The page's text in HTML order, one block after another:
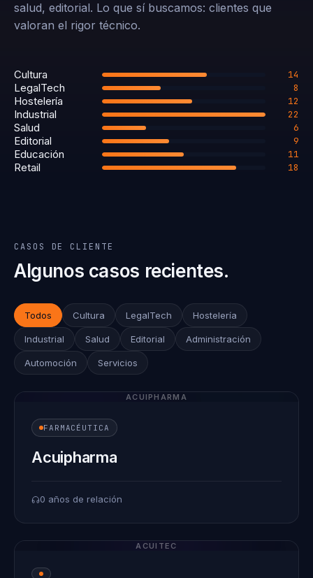
salud, editorial. Lo que sí buscamos: clientes que
valoran el rigor técnico.
Cultura 14
LegalTech 8
Hostelería 12
Industrial 22
Salud 6
Editorial 9
Educación 11
Retail 18
CASOS DE CLIENTE
Algunos casos recientes.
Todos Cultura LegalTech Hostelería
Industrial Salud Editorial Administración
Automoción Servicios
ACUIPHARMA
FARMACÉUTICA
Acuipharma
0 años de relación
ACUITEC